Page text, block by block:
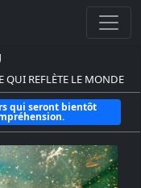
QUI REFLÈTE LE MONDE
qui seront bientôt